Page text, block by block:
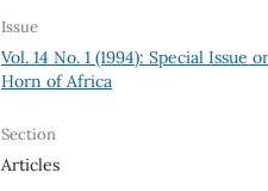
Issue
Vol. 14 No. 1 (1994): Special Issue
Horn of Africa
Section
Articles